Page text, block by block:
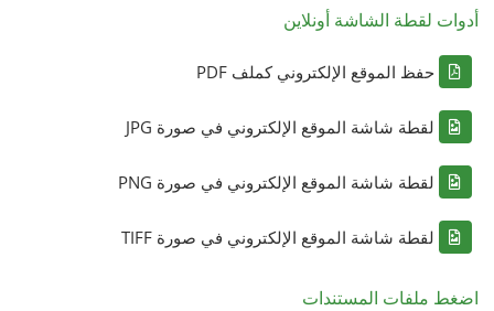
أدوات لقطة الشاشة أونلاين
حفظ الموقع الإلكتروني كملف PDF
لقطة شاشة الموقع الإلكتروني في صورة JPG
لقطة شاشة الموقع الإلكتروني في صورة PNG
لقطة شاشة الموقع الإلكتروني في صورة TIFF
اضغط ملفات المستندات